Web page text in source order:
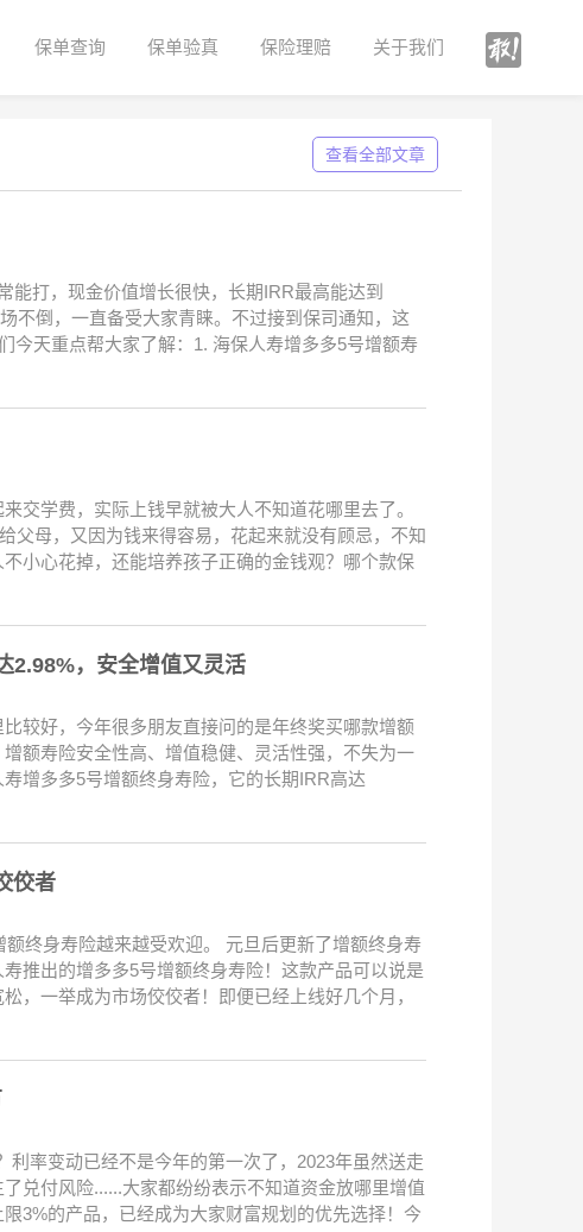
保单查询 保单验真 保险理赔 关于我们
查看全部文章
打，现金价值增长很快，长期IRR最高能达到
不倒，一直备受大家青睐。不过接到保司通知，这
今天重点帮大家了解：1. 海保人寿增多多5号增额寿
交学费，实际上钱早就被大人不知道花哪里去了。
父母，又因为钱来得容易，花起来就没有顾忌，不知
小心花掉，还能培养孩子正确的金钱观？哪个款保
2.98%，安全增值又灵活
较好，今年很多朋友直接问的是年终奖买哪款增额
额寿险安全性高、增值稳健、灵活性强，不失为一
增多多5号增额终身寿险，它的长期IRR高达
佼者
终身寿险越来越受欢迎。 元旦后更新了增额终身寿
推出的增多多5号增额终身寿险！这款产品可以说是
，一举成为市场佼佼者！即便已经上线好几个月，
率变动已经不是今年的第一次了，2023年虽然送走
兑付风险......大家都纷纷表示不知道资金放哪里增值
3%的产品，已经成为大家财富规划的优先选择！今